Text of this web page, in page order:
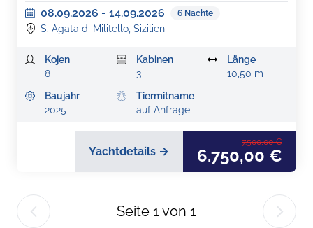
08.09.2026 - 14.09.2026 6 Nächte
S. Agata di Militello, Sizilien
Kojen
8
Kabinen
3
Länge
10,50 m
Baujahr
2025
Tiermitname
auf Anfrage
Yachtdetails →
7.500,00 €
6.750,00 €
Seite 1von 1